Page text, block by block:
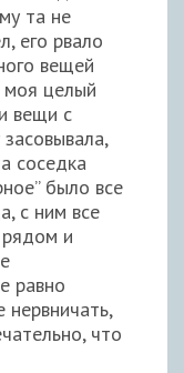
та не
его рвало
вещей
моя целый
вещи с
соседка
было все
с ним все
и
равно
что